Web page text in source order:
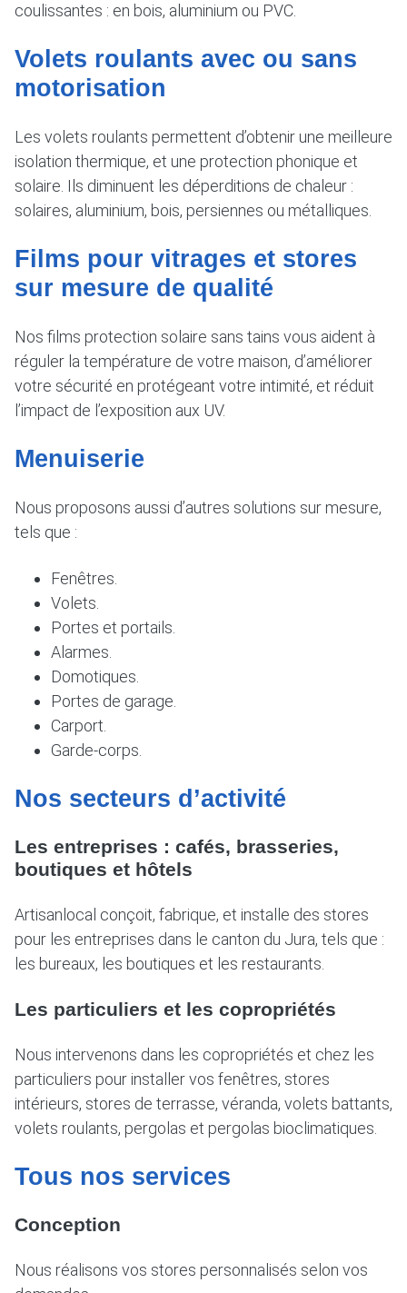
coulissantes : en bois, aluminium ou PVC.
Volets roulants avec ou sans
motorisation
Les volets roulants permettent d’obtenir une meilleure
isolation thermique, et une protection phonique et
solaire. Ils diminuent les déperditions de chaleur :
solaires, aluminium, bois, persiennes ou métalliques.
Films pour vitrages et stores
sur mesure de qualité
Nos films protection solaire sans tains vous aident à
réguler la température de votre maison, d’améliorer
votre sécurité en protégeant votre intimité, et réduit
l’impact de l’exposition aux UV.
Menuiserie
Nous proposons aussi d’autres solutions sur mesure,
tels que :
Fenêtres.
Volets.
Portes et portails.
Alarmes.
Domotiques.
Portes de garage.
Carport.
Garde-corps.
Nos secteurs d’activité
Les entreprises : cafés, brasseries,
boutiques et hôtels
Artisanlocal conçoit, fabrique, et installe des stores
pour les entreprises dans le canton du Jura, tels que :
les bureaux, les boutiques et les restaurants.
Les particuliers et les copropriétés
Nous intervenons dans les copropriétés et chez les
particuliers pour installer vos fenêtres, stores
intérieurs, stores de terrasse, véranda, volets battants,
volets roulants, pergolas et pergolas bioclimatiques.
Tous nos services
Conception
Nous réalisons vos stores personnalisés selon vos